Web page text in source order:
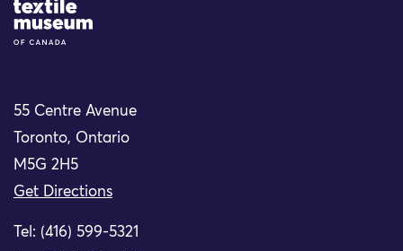
Site Logo
55 Centre Avenue
Toronto, Ontario
M5G 2H5
Get Directions
Tel: (416) 599-5321